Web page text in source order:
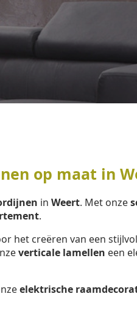
op maat in
in Weert. Met onze
.
het creëren van een
verticale lamellen een
elektrische